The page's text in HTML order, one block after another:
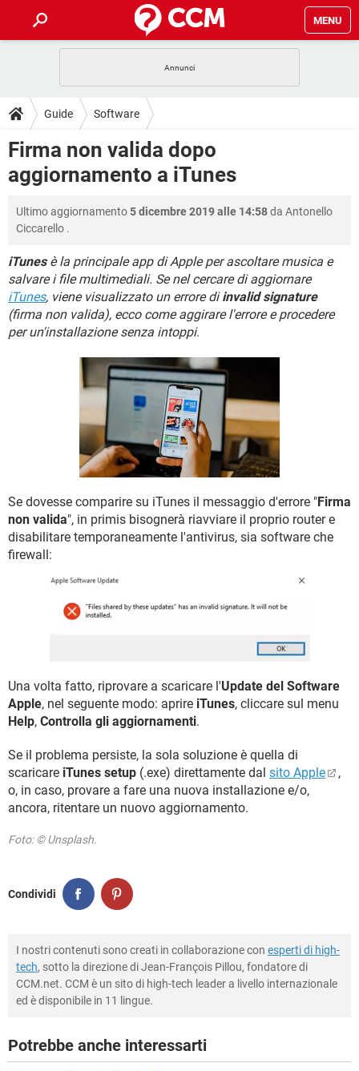
MENU
INTRATTENIMENTO
iOS WINDOWS 10
INSTAGRAM WHATSAPP
HARDWARE
GUIDE
COVID-19
INTRATTENIMENTO ANDROID
iOS
INSTAGRAM WHATSAPP
HARDWARE
DOWNLOAD
COVID-19 GAMING
iOS
INSTAGRAM WHATSAPP
TIKTOK FACEBOOK
HARDWARE
FORUM
COVID-19 GAMING
iOS WINDOWS 10
INSTAGRAM WHATSAPP
TIKTOK FACEBOOK
GLOSSARIO
COVID-19 GAMING
INTRATTENIMENTO ANDROID
iOS WINDOWS 10
INSTAGRAM WHATSAPP
FACEBOOK
Guide Software
Firma non valida dopo
aggiornamento a iTunes
Ultimo aggiornamento5 dicembre 2019 alle 14:58da Antonello
Ciccarello .
iTunesè la principale app di Apple per ascoltare musica e
salvare i file multimediali. Se nel cercare di aggiornare
iTunes, viene visualizzato un errore diinvalid signature
(firma non valida), ecco come aggirare l'errore e procedere
per un'installazione senza intoppi.
Se dovesse comparire su iTunes il messaggio d'errore "Firma
non valida", in primis bisognerà riavviare il proprio router e
disabilitare temporaneamente l'antivirus, sia software che
firewall:
Una volta fatto, riprovare a scaricare l'Update del Software
Apple, nel seguente modo: aprire iTunes, cliccare sul menu
Help, Controlla gli aggiornamenti.
Se il problema persiste, la sola soluzione è quella di
scaricare iTunes setup (.exe) direttamente dal sito Apple
,
o, in caso, provare a fare una nuova installazione e/o,
ancora, ritentare un nuovo aggiornamento.
Foto: © Unsplash.
Condividi
I nostri contenuti sono creati in collaborazione con esperti di high-
tech, sotto la direzione di Jean-François Pillou, fondatore di
CCM.net. CCM è un sito di high-tech leader a livello internazionale
ed è disponibile in 11 lingue.
Potrebbe anche interessarti